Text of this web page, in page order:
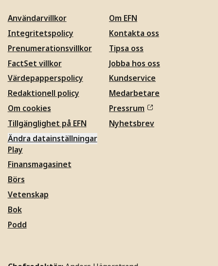
Användarvillkor
Integritetspolicy
Prenumerationsvillkor
FactSet villkor
Värdepapperspolicy
Redaktionell policy
Om cookies
Tillgänglighet på EFN
Ändra datainställningar
Om EFN
Kontakta oss
Tipsa oss
Jobba hos oss
Kundservice
Medarbetare
Pressrum
Nyhetsbrev
Play
Finansmagasinet
Börs
Vetenskap
Bok
Podd